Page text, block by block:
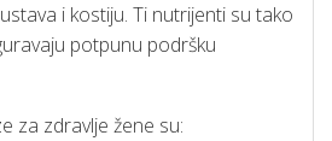
i kostiju. Ti nutrijenti su tako
potpunu podršku
za zdravlje žene su: